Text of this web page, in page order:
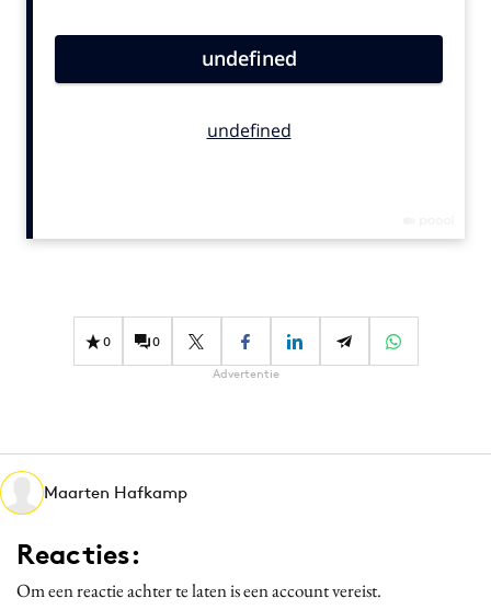
Carriere
Diversiteit
Interne communicatie
Martech
Media
Merkstrategie
PR
0 0
Advertentie
Maarten Hafkamp
Reacties:
Om een reactie achter te laten is een account vereist.